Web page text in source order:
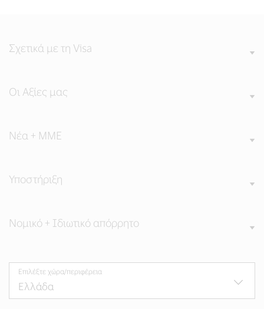
Σχετικά με τη Visa
Οι Αξίες μας
Νέα + ΜΜΕ
Υποστήριξη
Νομικό + Ιδιωτικό απόρρητο
Επιλέξτε χώρα/περιφέρεια